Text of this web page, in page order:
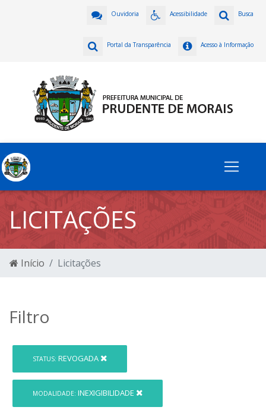
Busca
Acessibilidade
Ouvidoria
Acesso à Informação
Portal da Transparência
LICITAÇÕES
Início Licitações
Filtro
STATUS: REVOGADA
MODALIDADE: INEXIGIBILIDADE